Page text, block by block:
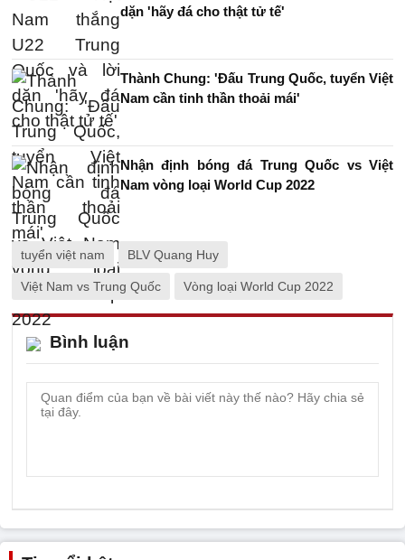
dặn 'hãy đá cho thật tử tế'
Thành Chung: 'Đấu Trung Quốc, tuyển Việt
Nam cần tinh thần thoải mái'
Nhận định bóng đá Trung Quốc vs Việt
Nam vòng loại World Cup 2022
tuyển việt nam BLV Quang Huy
Việt Nam vs Trung Quốc Vòng loại World Cup 2022
Bình luận